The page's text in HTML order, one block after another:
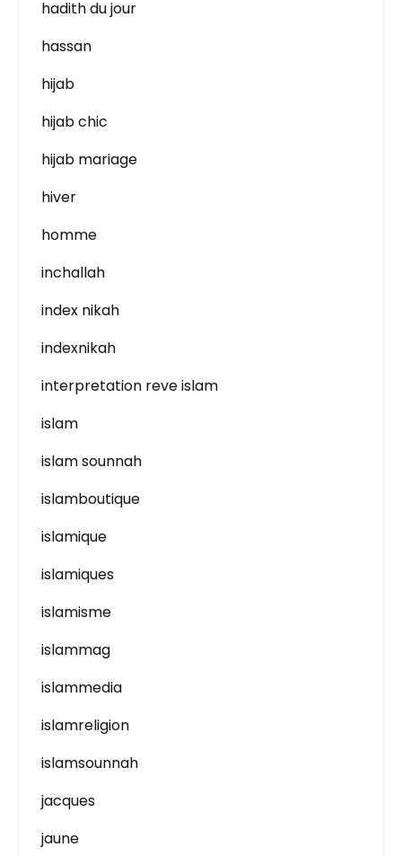
hadith du jour
hassan
hijab
hijab chic
hijab mariage
hiver
homme
inchallah
index nikah
indexnikah
interpretation reve islam
islam
islam sounnah
islamboutique
islamique
islamiques
islamisme
islammag
islammedia
islamreligion
islamsounnah
jacques
jaune